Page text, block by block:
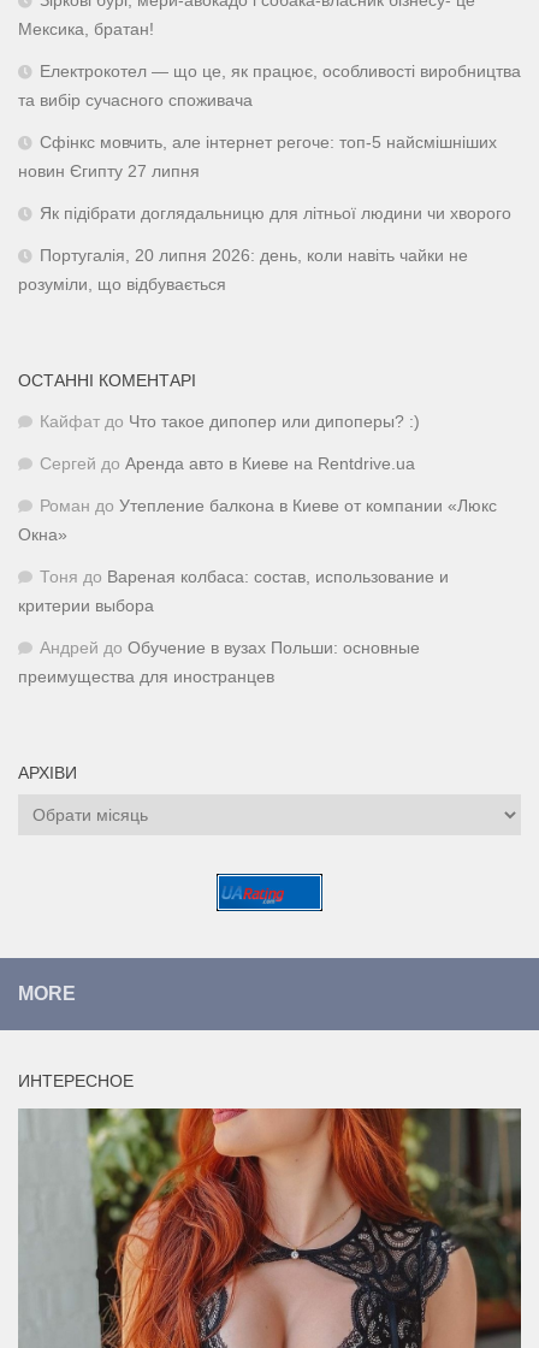
Мексика, братан!
Електрокотел — що це, як працює, особливості виробництва
та вибір сучасного споживача
Сфінкс мовчить, але інтернет регоче: топ-5 найсмішніших
новин Єгипту 27 липня
Як підібрати доглядальницю для літньої людини чи хворого
Португалія, 20 липня 2026: день, коли навіть чайки не
розуміли, що відбувається
ОСТАННІ КОМЕНТАРІ
Кайфат до Что такое дипопер или дипоперы? :)
Сергей до Аренда авто в Киеве на Rentdrive.ua
Роман до Утепление балкона в Киеве от компании «Люкс
Окна»
Тоня до Вареная колбаса: состав, использование и
критерии выбора
Андрей до Обучение в вузах Польши: основные
преимущества для иностранцев
АРХІВИ
Архіви
MORE
ИНТЕРЕСНОЕ